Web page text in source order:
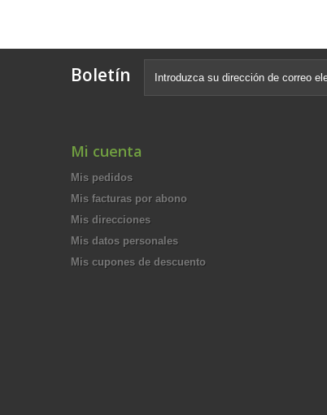
Boletín
Mi cuenta
Mis pedidos
Mis facturas por abono
Mis direcciones
Mis datos personales
Mis cupones de descuento